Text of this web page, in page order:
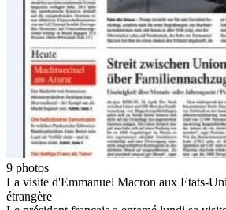
9 photos
La visite d'Emmanuel Macron aux Etats-
étrangère